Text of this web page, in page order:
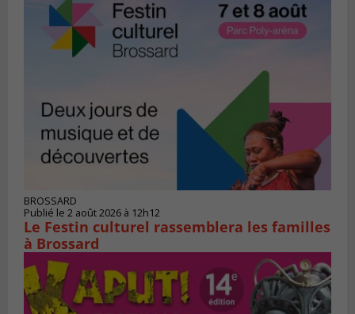
BROSSARD
Publié le 2 août 2026 à 12h12
Le Festin culturel rassemblera les familles
à Brossard